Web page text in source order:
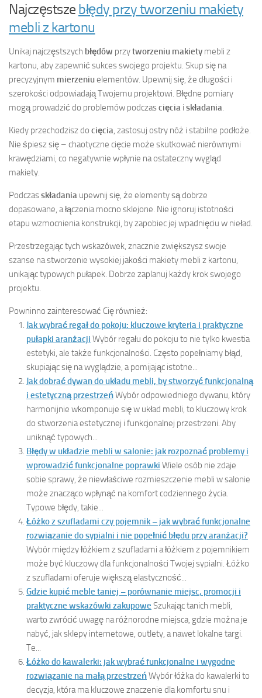
Najczęstsze błędy przy tworzeniu makiety
mebli z kartonu
Unikaj najczęstszych błędów przytworzeniu makiety mebli z
kartonu, aby zapewnić sukces swojego projektu. Skup się na
precyzyjnym mierzeniuelementów. Upewnij się, że długości i
szerokości odpowiadają Twojemu projektowi. Błędne pomiary
mogą prowadzić do problemów podczascięcia i składania.
Kiedy przechodzisz do cięcia, zastosuj ostry nóż i stabilne podłoże.
Nie śpiesz się – chaotyczne cięcie może skutkować nierównymi
krawędziami, co negatywnie wpłynie na ostateczny wygląd
makiety.
Podczasskładania upewnij się, że elementy są dobrze
dopasowane, a łączenia mocno sklejone. Nie ignoruj istotności
etapu wzmocnienia konstrukcji, by zapobiec jej wpadnięciu w nieład.
Przestrzegając tych wskazówek, znacznie zwiększysz swoje
szanse na stworzenie wysokiej jakości makiety mebli z kartonu,
unikając typowych pułapek. Dobrze zaplanuj każdy krok swojego
projektu.
Powninno zainteresować Cię również:
Jak wybrać regał do pokoju: kluczowe kryteria i praktyczne
pułapki aranżacji Wybór regału do pokoju to nie tylko kwestia
estetyki, ale także funkcjonalności. Często popełniamy błąd,
skupiając się na wyglądzie, a pomijając istotne...
Jak dobrać dywan do układu mebli, by stworzyć funkcjonalną
i estetyczną przestrzeńWybór odpowiedniego dywanu, który
harmonijnie wkomponuje się w układ mebli, to kluczowy krok
do stworzenia estetycznej i funkcjonalnej przestrzeni. Aby
uniknąć typowych...
Błędy w układzie mebli w salonie: jak rozpoznać problemy i
wprowadzić funkcjonalne poprawki Wiele osób nie zdaje
sobie sprawy, że niewłaściwe rozmieszczenie mebli w salonie
może znacząco wpłynąć na komfort codziennego życia.
Typowe błędy, takie...
Łóżko z szufladami czy pojemnik – jak wybrać funkcjonalne
rozwiązanie do sypialni i nie popełnić błędu przy aranżacji?
Wybór między łóżkiem z szufladami a łóżkiem z pojemnikiem
może być kluczowy dla funkcjonalności Twojej sypialni. Łóżko
z szufladami oferuje większą elastyczność...
Gdzie kupić meble taniej – porównanie miejsc, promocji i
praktyczne wskazówki zakupowe Szukając tanich mebli,
warto zwrócić uwagę na różnorodne miejsca, gdzie można je
nabyć, jak sklepy internetowe, outlety, a nawet lokalne targi.
Te...
Łóżko do kawalerki: jak wybrać funkcjonalne i wygodne
rozwiązanie na małą przestrzeńWybór łóżka do kawalerki to
decyzja, która ma kluczowe znaczenie dla komfortu snu i